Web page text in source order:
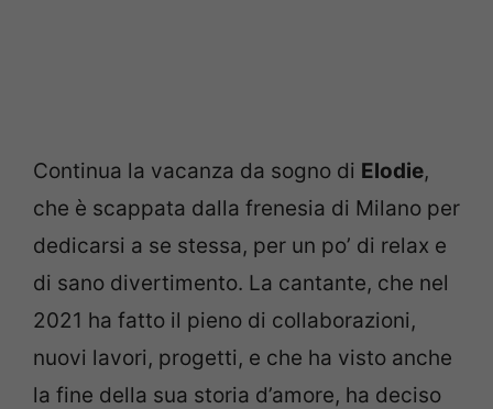
Continua la vacanza da sogno di Elodie,
che è scappata dalla frenesia di Milano per
dedicarsi a se stessa, per un po’ di relax e
di sano divertimento. La cantante, che nel
2021 ha fatto il pieno di collaborazioni,
nuovi lavori, progetti, e che ha visto anche
la fine della sua storia d’amore, ha deciso